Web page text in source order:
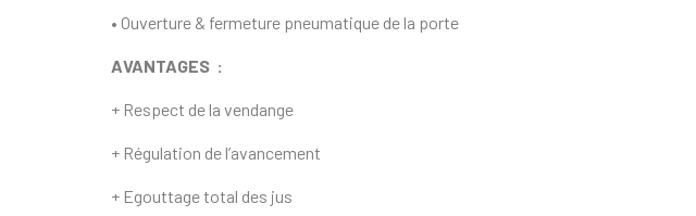
• Ouverture & fermeture pneumatique de la porte
AVANTAGES :
+ Respect de la vendange
+ Régulation de l’avancement
+ Egouttage total des jus